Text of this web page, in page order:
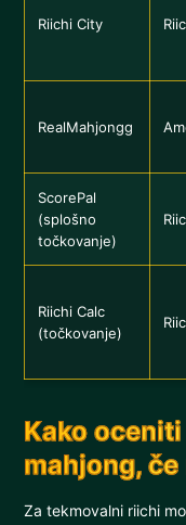
Riichi City
RealMahjongg
ScorePal
(splošno
točkovanje)
Riichi Calc
(točkovanje)
Kako
mahjong,
Za tekmovalni riichi